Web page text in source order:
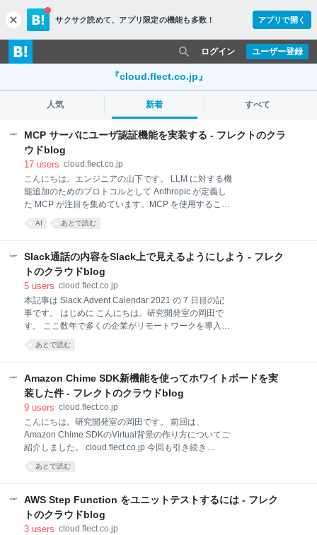
c
l
o
s
サクサク読めて、 アプリ限定の機能も多数！ アプリで開く
ユーザー登録
ログイン
『cloud.flect.co.jp』
人気 新着 すべて
MCP サーバにユーザ認証機能を実装する - フレクトのクラ
ウドblog
17 users cloud.flect.co.jp
こんにちは。エンジニアの山下です。 LLM に対する機
能追加のためのプロトコルとして Anthropic が定義し
た MCP が注目を集めています。MCP を使用すること
で個々のモデルに依存することなく LLM に対する追加
機能の開発を行うことが可能になりました。 MCP の
が、2025 年 3 月 26 日に最新版が公開され、いくつか
の機能についての記述が追加されています。今回はそ
の中から認証機能について取り上げたいと思います。
こあり、その筆頭がリソース参照系の機能です。例え
ばファイルサーバに置いてあるドキュメントを LLM に
参照させたい場合、ユーザプロファイルに紐づくファ
イルの参照権限を利用したいと考えるのは自然でしょ
AI あとで読む
Slack通話の内容をSlack上で見えるようにしよう - フレク
トのクラウドblog
5 users cloud.flect.co.jp
本記事は Slack Advent Calendar 2021 の 7 日目の記
事です。 はじめに こんにちは。研究開発室の岡田で
す。 ここ数年で多くの企業がリモートワークを導入す
るようになりました。このような企業では、Slack を
はじめ、業務を効率化するために様々なコミュニケー
れでも会話や雑談が不足して様々な問題が発生してい
る状況のようです。 参考:会話と雑談の不足で 7 割以
上が心的不調 一方で、オフィスのように雑談が突発的
いう人も一定数いそうです。仕事に集中したい時に、
近くで面白そうな話を雑談されていると気になって困
ることもありますし（自分の意志が弱いだけで
す。。）。 とはいうものの、やはり楽しそうに話して
あとで読む
Amazon Chime SDK新機能を使ってホワイトボードを実
装した件 - フレクトのクラウドblog
9 users cloud.flect.co.jp
こんにちは。研究開発室の岡田です。 前回は、
Amazon Chime SDKのVirtual背景の作り方についてご
紹介しました。 cloud.flect.co.jp 今回も引き続き
Amazon Chime SDKのお話をしたいと思います。 さ
て、先日Amazon がAmazon Chime SDKの新機能追加
SDK がリアルタイムシグナリング用のデータメッセー
ジを追加 本機能は、Amazon Chimeで使われているデ
ータ通信路を間借りすることで、会議の参加者間でデ
あとで読む
AWS Step Function をユニットテストするには - フレク
トのクラウドblog
3 users cloud.flect.co.jp